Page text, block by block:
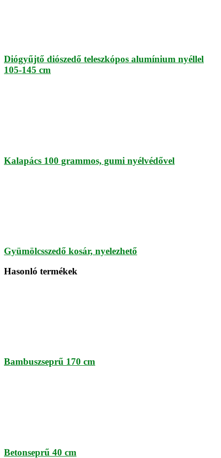
Diógyűjtő diószedő teleszkópos alumínium nyéllel
105-145 cm
Kalapács 100 grammos, gumi nyélvédővel
Gyümölcsszedő kosár, nyelezhető
Hasonló termékek
Bambuszseprű 170 cm
Betonseprű 40 cm